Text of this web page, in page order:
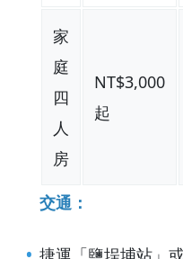
家
庭
四
人
房
NT$3,000
起
交通：